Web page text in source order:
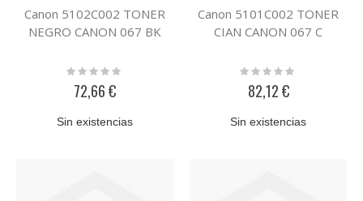
Canon 5102C002 TONER
NEGRO CANON 067 BK
Rating:
72,66 €
Sin existencias
Canon 5101C002 TONER
CIAN CANON 067 C
Rating:
82,12 €
Sin existencias